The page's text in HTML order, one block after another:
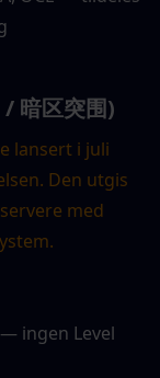
暗区突围)
lansert i juli
Den utgis
med
ingen Level